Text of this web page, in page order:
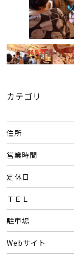
カテゴリ
住所
営業時間
定休日
ＴＥＬ
駐車場
Webサイト